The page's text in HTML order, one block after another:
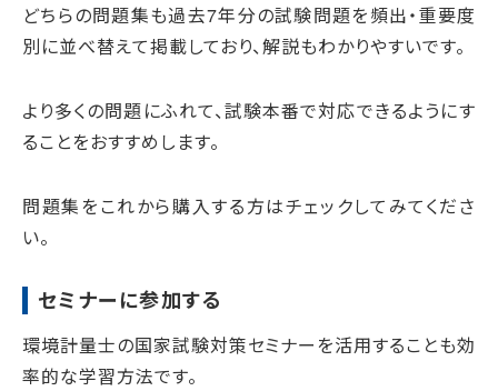
どちらの問題集も過去7年分の試験問題を頻出・重要度
別に並べ替えて掲載しており、解説もわかりやすいです。
より多くの問題にふれて、試験本番で対応できるようにす
ることをおすすめします。
問題集をこれから購入する方はチェックしてみてくださ
い。
セミナーに参加する
環境計量士の国家試験対策セミナーを活用することも効
率的な学習方法です。